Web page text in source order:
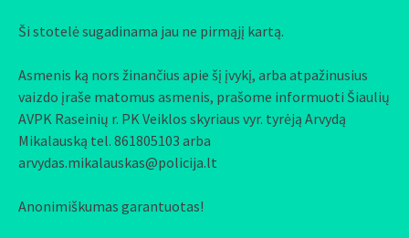
Ši stotelė sugadinama jau ne pirmąjį kartą.
Asmenis ką nors žinančius apie šį įvykį, arba atpažinusius
vaizdo įraše matomus asmenis, prašome informuoti Šiaulių
AVPK Raseinių r. PK Veiklos skyriaus vyr. tyrėją Arvydą
Mikalauską tel. 861805103 arba
arvydas.mikalauskas@policija.lt
Anonimiškumas garantuotas!